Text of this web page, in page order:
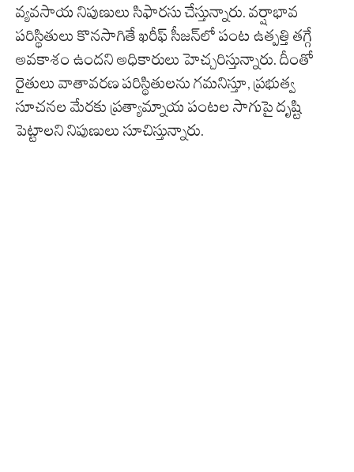
వ్యవసాయ నిపుణులు సిఫారసు చేస్తున్నారు. వర్షాభావ
పరిస్థితులు కొనసాగితే ఖరీఫ్ సీజన్‌లో పంట ఉత్పత్తి తగ్గే
అవకాశం ఉందని అధికారులు హెచ్చరిస్తున్నారు. దీంతో
రైతులు వాతావరణ పరిస్థితులను గమనిస్తూ, ప్రభుత్వ
సూచనల మేరకు ప్రత్యామ్నాయ పంటల సాగుపై దృష్టి
పెట్టాలని నిపుణులు సూచిస్తున్నారు.